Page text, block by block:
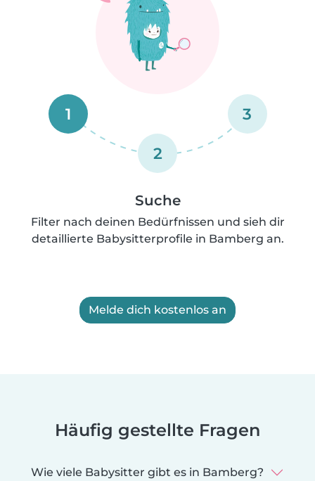
1
2
3
Suche
Filter nach deinen Bedürfnissen und sieh dir
detaillierte Babysitterprofile in Bamberg an.
Melde dich kostenlos an
Häufig gestellte Fragen
Wie viele Babysitter gibt es in Bamberg?